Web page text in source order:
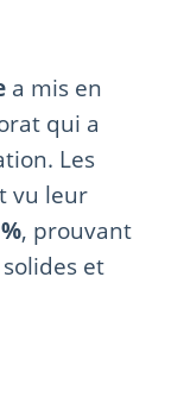
a mis en
qui a
Les
vu leur
, prouvant
et